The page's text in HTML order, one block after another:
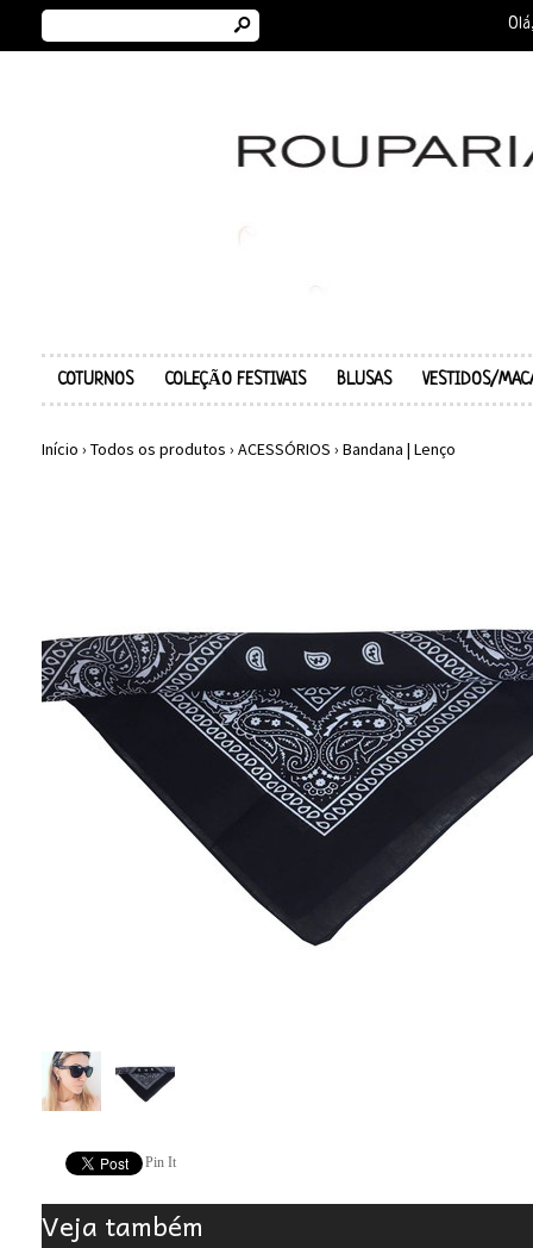
s
COTURNOS COLEÇÃO FESTIVAIS BLUSAS VESTIDOS/
Início › Todos os produtos › ACESSÓRIOS › Bandana | Lenço
Pin It
Veja também